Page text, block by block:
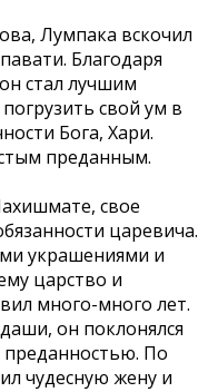
Лумпака вскочил
Благодаря
стал лучшим
свой ум в
Бога, Хари.
преданным.
свое
царевича.
украшениями и
царство и
много-много лет.
он поклонялся
По
чудесную жену и